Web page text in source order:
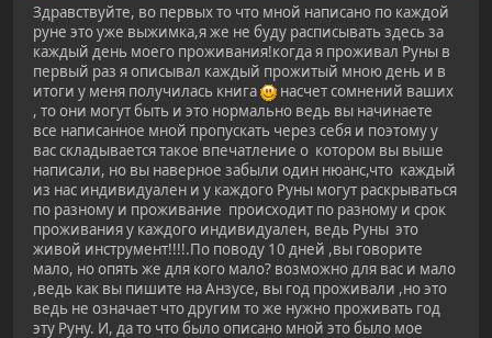
Здравствуйте, во первых то что мной написано по каждой
руне это уже выжимка,я же не буду расписывать здесь за
каждый день моего проживания!когда я проживал Руны в
первый раз я описывал каждый прожитый мною день и в
итоги у меня получилась книга
насчет сомнений ваших
, то они могут быть и это нормально ведь вы начинаете
все написанное мной пропускать через себя и поэтому у
вас складывается такое впечатление о котором вы выше
написали, но вы наверное забыли один нюанс,что каждый
из нас индивидуален и у каждого Руны могут раскрываться
по разному и проживание происходит по разному и срок
проживания у каждого индивидуален, ведь Руны это
живой инструмент!!!!.По поводу 10 дней ,вы говорите
мало, но опять же для кого мало? возможно для вас и мало
,ведь как вы пишите на Анзусе, вы год проживали ,но это
ведь не означает что другим то же нужно проживать год
эту Руну. И, да то что было описано мной это было мое